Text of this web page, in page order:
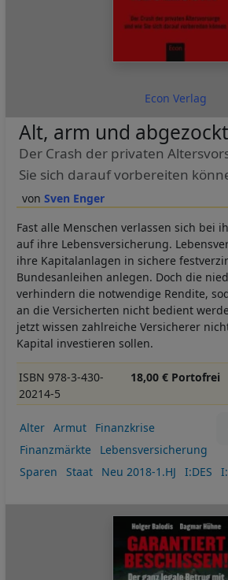
Econ Verlag
Sven Enger
Alt, arm und abgezockt
Der Crash der privaten
Sie sich darauf vorbereiten
Fast alle Menschen verlassen sich bei
auf ihre Lebensversicherung.
ihre Kapitalanlagen in sichere
Bundesanleihen anlegen. Doch die
verhindern die notwendige Rendite,
an die Versicherten nicht bedient
jetzt wissen zahlreiche Versicherer
Kapital investieren sollen.
ISBN 978-3-430-
20214-5
18,00 € Portofrei
Alter Armut
Finanzkrise
Finanzmärkte
Lebensversicherung
Sparen
Staat Neu 2018-1.HJ I:DES